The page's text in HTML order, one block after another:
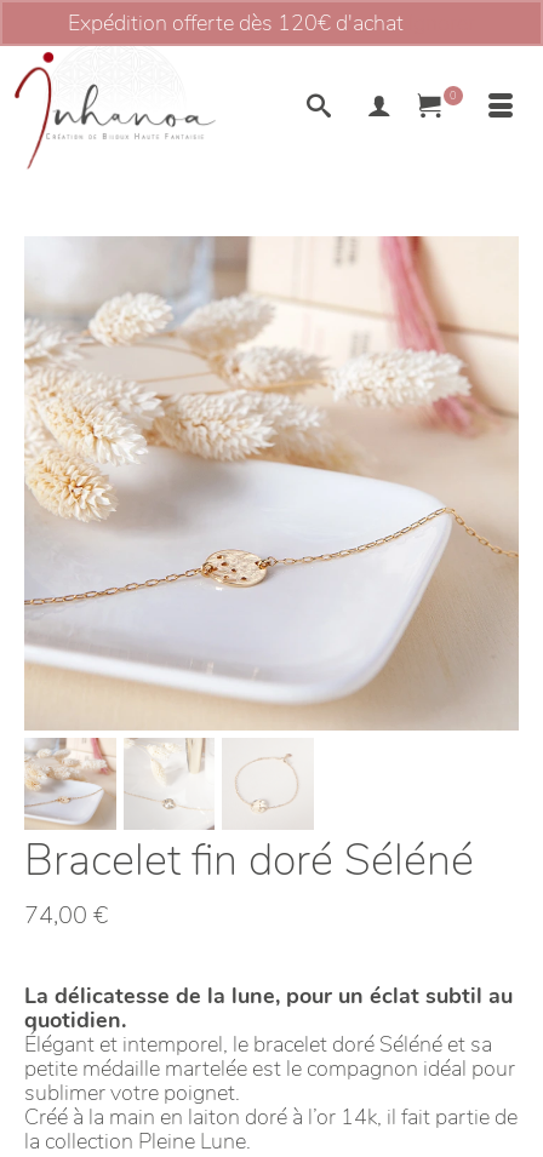
Expédition offerte dès 120€ d'achat
0
Bracelet fin doré Séléné
74,00 €
La délicatesse de la lune, pour un éclat subtil au
quotidien.
Élégant et intemporel, le bracelet doré Séléné et sa
petite médaille martelée est le compagnon idéal pour
sublimer votre poignet.
Créé à la main en laiton doré à l’or 14k, il fait partie de
la collection Pleine Lune.